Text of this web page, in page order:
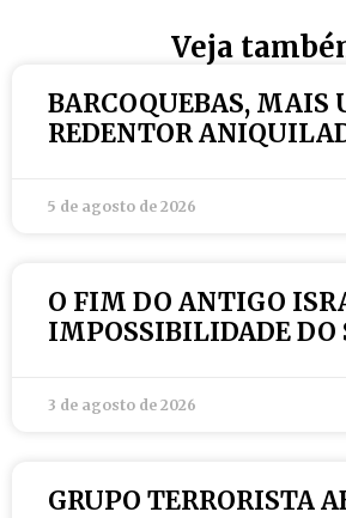
Veja
BARCOQUEBAS, MAIS
REDENTOR
5 de agosto de 2026
O FIM DO ANTIGO
IMPOSSIBILIDADE DO
3 de agosto de 2026
GRUPO TERRORISTA